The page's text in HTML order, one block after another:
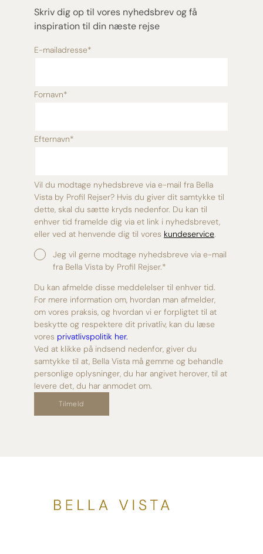
Skriv dig op til vores nyhedsbrev og få
inspiration til din næste rejse
E-mailadresse*
Fornavn*
Efternavn*
Vil du modtage nyhedsbreve via e-mail fra Bella
Vista by Profil Rejser? Hvis du giver dit samtykke til
dette, skal du sætte kryds nedenfor. Du kan til
enhver tid framelde dig via et link i nyhedsbrevet,
eller ved at henvende dig til vores kundeservice.
Jeg vil gerne modtage nyhedsbreve via e-mail
fra Bella Vista by Profil Rejser.*
Du kan afmelde disse meddelelser til enhver tid.
For mere information om, hvordan man afmelder,
om vores praksis, og hvordan vi er forpligtet til at
beskytte og respektere dit privatliv, kan du læse
vores privatlivspolitik her.
Ved at klikke på indsend nedenfor, giver du
samtykke til at, Bella Vista må gemme og behandle
personlige oplysninger, du har angivet herover, til at
levere det, du har anmodet om.